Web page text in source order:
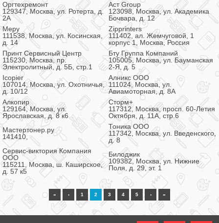
Оргтехремонт
129347, Москва, ул. Ротерта, д.
2А
Аст Group
123098, Москва, ул. Академика
Бочвара, д. 12
Меру
111538, Москва, ул. Косинская,
д. 14
Zipprinters
111402, ал. Жемчуговой, 1
корпус 1, Москва, Россия
Принт Сервисный Центр
115230, Москва, пр.
Электролитный, д. 5Б, стр.1
Бту Группа Компаний
105005, Москва, ул. Бауманская
2-Я, д. 5
Icopier
107014, Москва, ул. Охотничья,
д. 10/12
Алникс ООО
111024, Москва, ул.
Авиамоторная, д. 8А
Алкопир
129164, Москва, ул.
Ярославская, д. 8 к6
Сторм+
117312, Москва, просп. 60-Летия
Октября, д. 11А, стр.6
Мастертонер.ру
141410,
Тоника ООО
117342, Москва, ул. Введенского,
д. 8
Сервис-виктория Компания
ООО
115211, Москва, ш. Каширское,
д. 57 к5
Билоджик
109382, Москва, ул. Нижние
Поля, д. 29, эт. 1
« ‹ 1 2 3 4 5 › »